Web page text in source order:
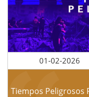
01-02-2026
Tiempos Peligrosos